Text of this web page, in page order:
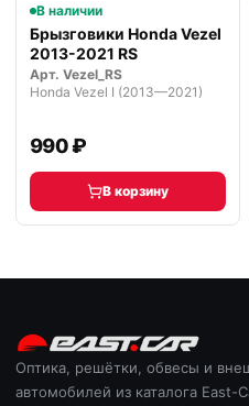
В наличии
Брызговики Honda Vezel
2013-2021 RS
Арт. Vezel_RS
Honda Vezel I (2013—2021)
990 ₽
В корзину
Оптика, решётки, обвесы и
автомобилей из каталога East-